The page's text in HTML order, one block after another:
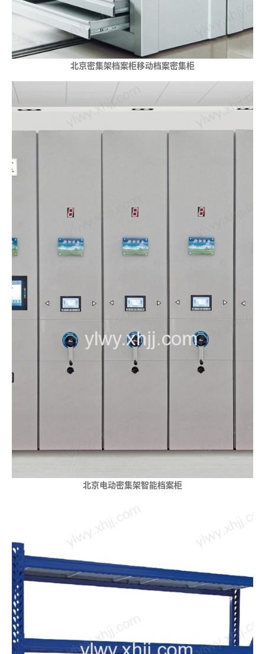
北京密集架档案柜移动档案密集柜
北京电动密集架智能档案柜